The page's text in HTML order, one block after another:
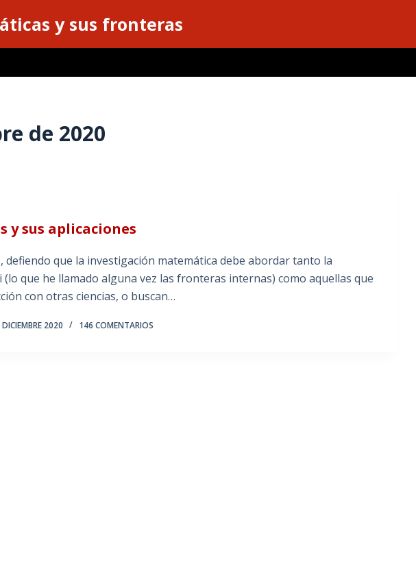
y sus fronteras
de 2020
y sus aplicaciones
defiendo que la investigación matemática debe abordar tanto la
que he llamado alguna vez las fronteras internas) como aquellas que
con otras ciencias, o buscan…
2020 146 COMENTARIOS